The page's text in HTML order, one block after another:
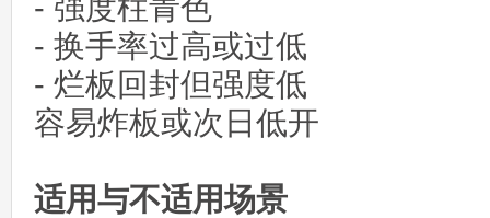
- 强度柱青色
- 换手率过高或过低
- 烂板回封但强度低
容易炸板或次日低开
适用与不适用场景